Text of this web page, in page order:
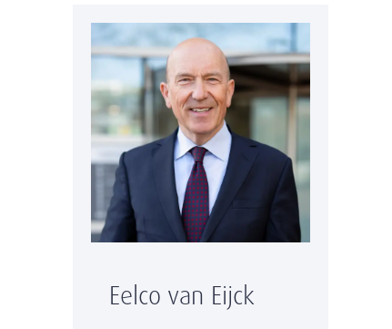
Eelco van Eijck